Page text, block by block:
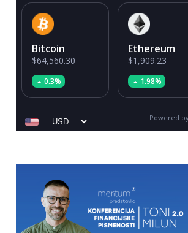
Bitcoin
$64,560.30
0.3%
Ethereum
$1,909.23
1.98%
Powered